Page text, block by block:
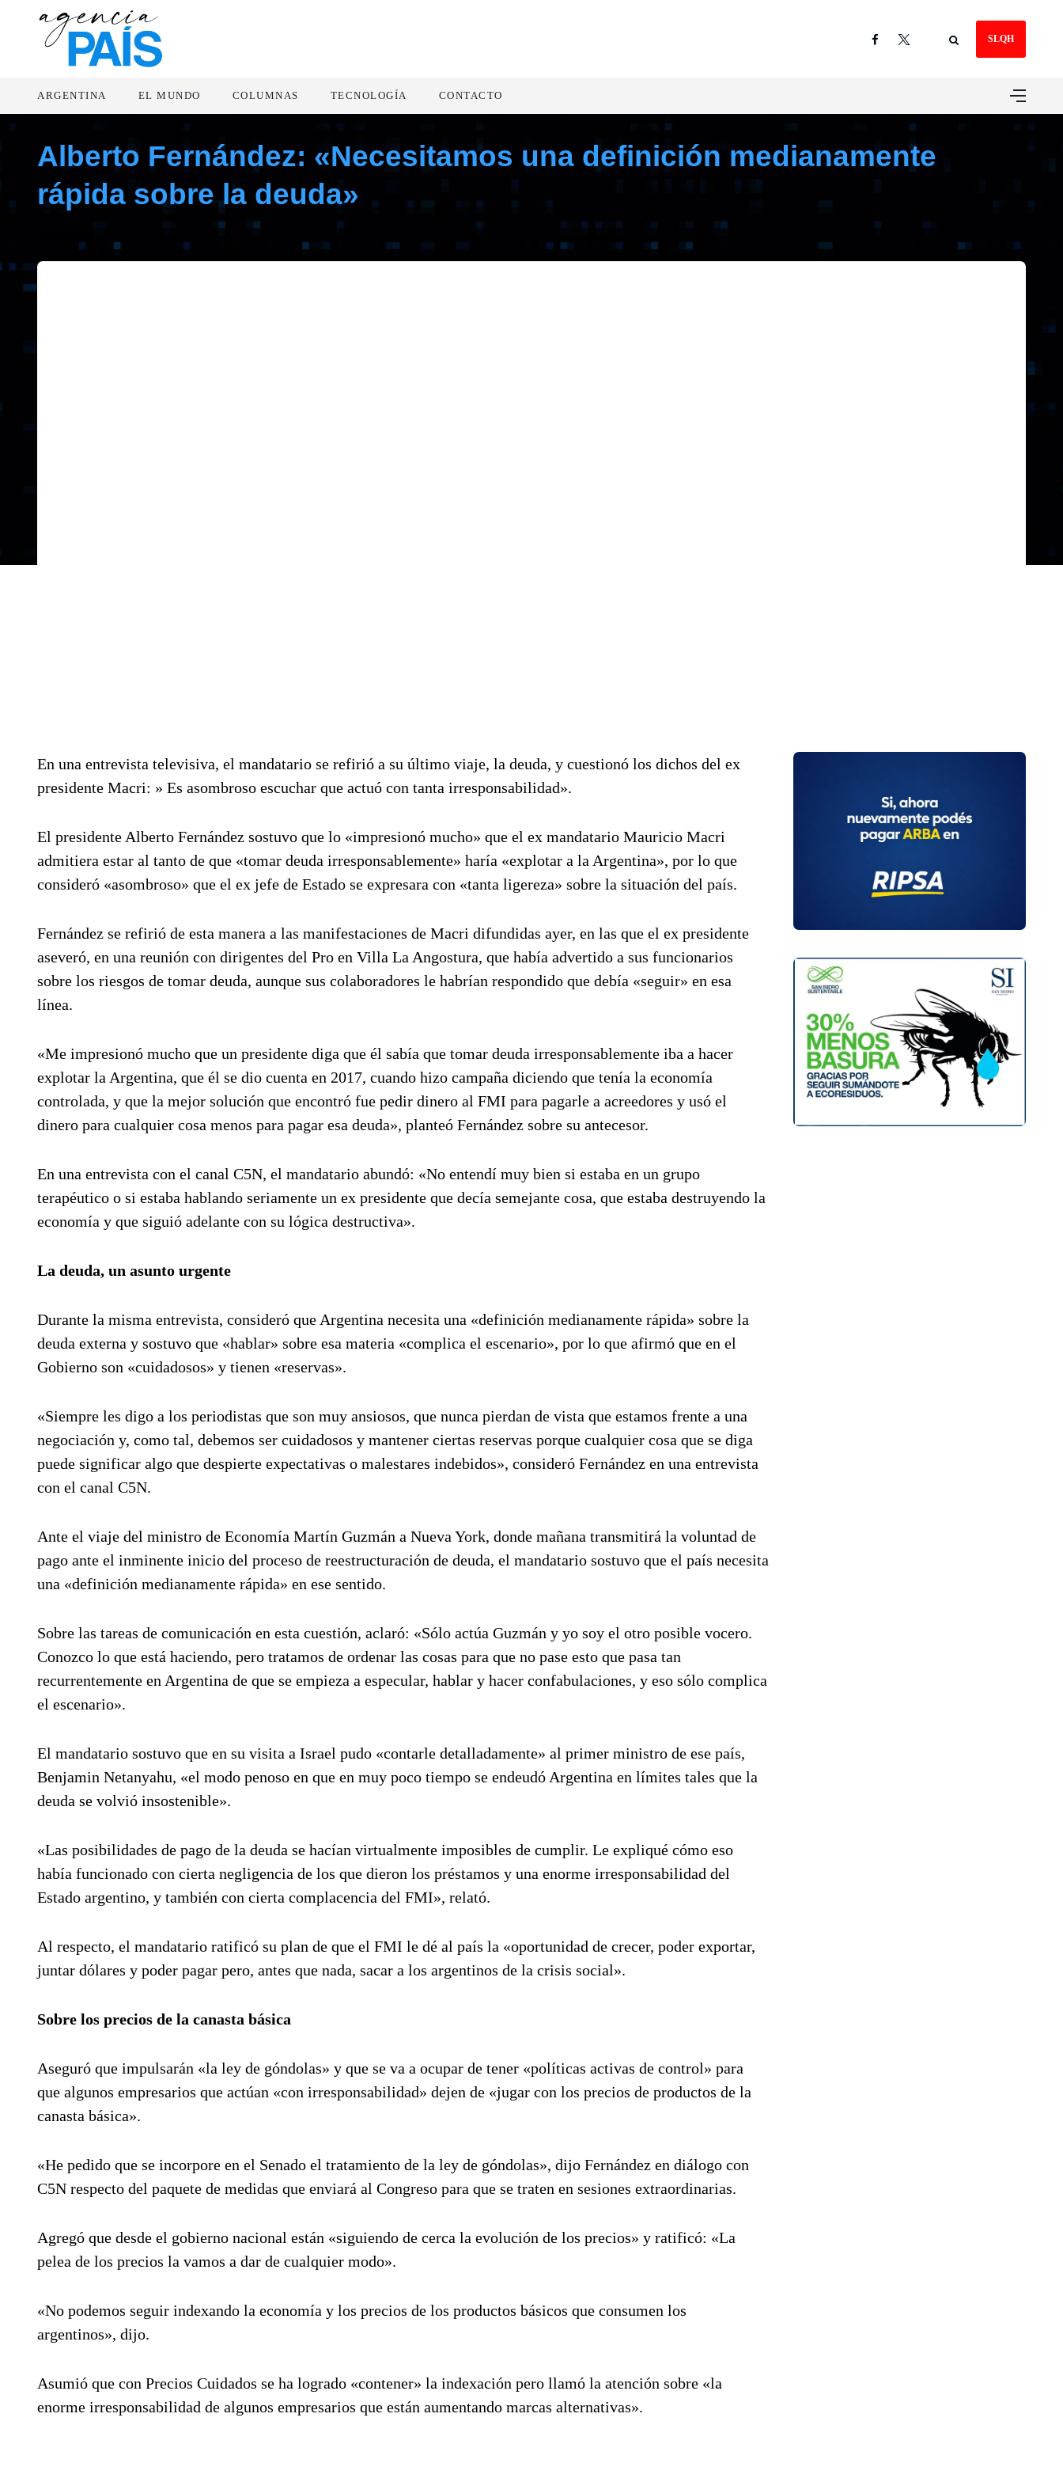
SLQH
ARGENTINA EL MUNDO COLUMNAS TECNOLOGÍA CONTACTO
Alberto Fernández: «Necesitamos una definición medianamente
rápida sobre la deuda»
En una entrevista televisiva, el mandatario se refirió a su último viaje, la deuda, y cuestionó los dichos del ex
presidente Macri: » Es asombroso escuchar que actuó con tanta irresponsabilidad».
El presidente Alberto Fernández sostuvo que lo «impresionó mucho» que el ex mandatario Mauricio Macri
admitiera estar al tanto de que «tomar deuda irresponsablemente» haría «explotar a la Argentina», por lo que
consideró «asombroso» que el ex jefe de Estado se expresara con «tanta ligereza» sobre la situación del país.
Fernández se refirió de esta manera a las manifestaciones de Macri difundidas ayer, en las que el ex presidente
aseveró, en una reunión con dirigentes del Pro en Villa La Angostura, que había advertido a sus funcionarios
sobre los riesgos de tomar deuda, aunque sus colaboradores le habrían respondido que debía «seguir» en esa
línea.
«Me impresionó mucho que un presidente diga que él sabía que tomar deuda irresponsablemente iba a hacer
explotar la Argentina, que él se dio cuenta en 2017, cuando hizo campaña diciendo que tenía la economía
controlada, y que la mejor solución que encontró fue pedir dinero al FMI para pagarle a acreedores y usó el
dinero para cualquier cosa menos para pagar esa deuda», planteó Fernández sobre su antecesor.
En una entrevista con el canal C5N, el mandatario abundó: «No entendí muy bien si estaba en un grupo
terapéutico o si estaba hablando seriamente un ex presidente que decía semejante cosa, que estaba destruyendo la
economía y que siguió adelante con su lógica destructiva».
La deuda, un asunto urgente
Durante la misma entrevista, consideró que Argentina necesita una «definición medianamente rápida» sobre la
deuda externa y sostuvo que «hablar» sobre esa materia «complica el escenario», por lo que afirmó que en el
Gobierno son «cuidadosos» y tienen «reservas».
«Siempre les digo a los periodistas que son muy ansiosos, que nunca pierdan de vista que estamos frente a una
negociación y, como tal, debemos ser cuidadosos y mantener ciertas reservas porque cualquier cosa que se diga
puede significar algo que despierte expectativas o malestares indebidos», consideró Fernández en una entrevista
con el canal C5N.
Ante el viaje del ministro de Economía Martín Guzmán a Nueva York, donde mañana transmitirá la voluntad de
pago ante el inminente inicio del proceso de reestructuración de deuda, el mandatario sostuvo que el país necesita
una «definición medianamente rápida» en ese sentido.
Sobre las tareas de comunicación en esta cuestión, aclaró: «Sólo actúa Guzmán y yo soy el otro posible vocero.
Conozco lo que está haciendo, pero tratamos de ordenar las cosas para que no pase esto que pasa tan
recurrentemente en Argentina de que se empieza a especular, hablar y hacer confabulaciones, y eso sólo complica
el escenario».
El mandatario sostuvo que en su visita a Israel pudo «contarle detalladamente» al primer ministro de ese país,
Benjamin Netanyahu, «el modo penoso en que en muy poco tiempo se endeudó Argentina en límites tales que la
deuda se volvió insostenible».
«Las posibilidades de pago de la deuda se hacían virtualmente imposibles de cumplir. Le expliqué cómo eso
había funcionado con cierta negligencia de los que dieron los préstamos y una enorme irresponsabilidad del
Estado argentino, y también con cierta complacencia del FMI», relató.
Al respecto, el mandatario ratificó su plan de que el FMI le dé al país la «oportunidad de crecer, poder exportar,
juntar dólares y poder pagar pero, antes que nada, sacar a los argentinos de la crisis social».
Sobre los precios de la canasta básica
Aseguró que impulsarán «la ley de góndolas» y que se va a ocupar de tener «políticas activas de control» para
que algunos empresarios que actúan «con irresponsabilidad» dejen de «jugar con los precios de productos de la
canasta básica».
«He pedido que se incorpore en el Senado el tratamiento de la ley de góndolas», dijo Fernández en diálogo con
C5N respecto del paquete de medidas que enviará al Congreso para que se traten en sesiones extraordinarias.
Agregó que desde el gobierno nacional están «siguiendo de cerca la evolución de los precios» y ratificó: «La
pelea de los precios la vamos a dar de cualquier modo».
«No podemos seguir indexando la economía y los precios de los productos básicos que consumen los
argentinos», dijo.
Asumió que con Precios Cuidados se ha logrado «contener» la indexación pero llamó la atención sobre «la
enorme irresponsabilidad de algunos empresarios que están aumentando marcas alternativas».